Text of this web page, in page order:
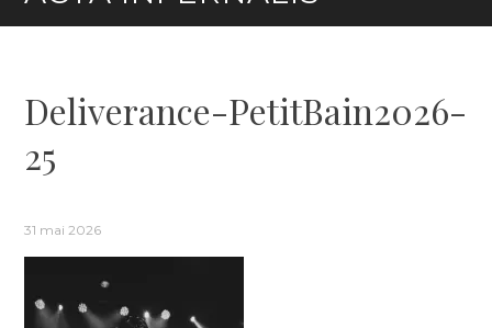
Deliverance-PetitBain2026-
25
31 mai 2026